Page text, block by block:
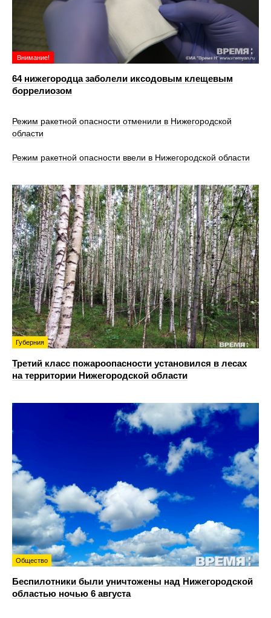
Внимание!
64 нижегородца заболели иксодовым клещевым
боррелиозом
Режим ракетной опасности отменили в Нижегородской
области
Режим ракетной опасности ввели в Нижегородской области
Губерния
Третий класс пожароопасности установился в лесах
на территории Нижегородской области
Общество
Беспилотники были уничтожены над Нижегородской
областью ночью 6 августа